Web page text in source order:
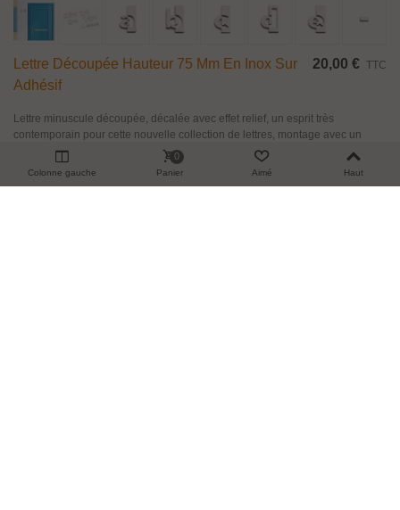
Lettre Découpée Hauteur 75 Mm En Inox Sur
Adhésif
20,00 € TTC
Lettre minuscule découpée, décalée avec effet relief, un esprit très
contemporain pour cette nouvelle collection de lettres, montage avec un
adhésif double face. Réalisé en acier inoxydable AISI304 finition brossé....
Colonne gauche Panier
0
Aimé Haut